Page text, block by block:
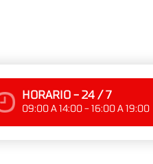
HORARIO - 24 / 7
09:00 A 14:00 - 16:00 A 19:00